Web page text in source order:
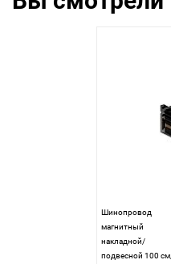
Шинопровод
магнитный
накладной/
подвесной 100 см,